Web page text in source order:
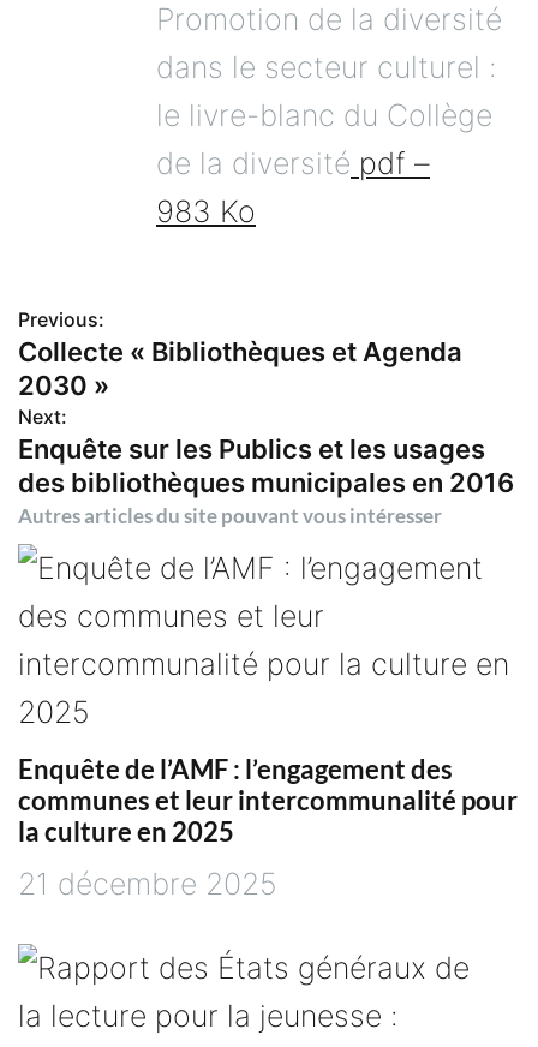
Promotion de la diversité
dans le secteur culturel :
le livre-blanc du Collège
de la diversité pdf –
983 Ko
N
a
v
i
a
t
i
o
n
d
e
Previous:
Collecte « Bibliothèques et Agenda
2030 »
Next:
Enquête sur les Publics et les usages
des bibliothèques municipales en 2016
Autres articles du site pouvant vous intéresser
Enquête de l’AMF : l’engagement des
communes et leur intercommunalité pour
la culture en 2025
21 décembre 2025